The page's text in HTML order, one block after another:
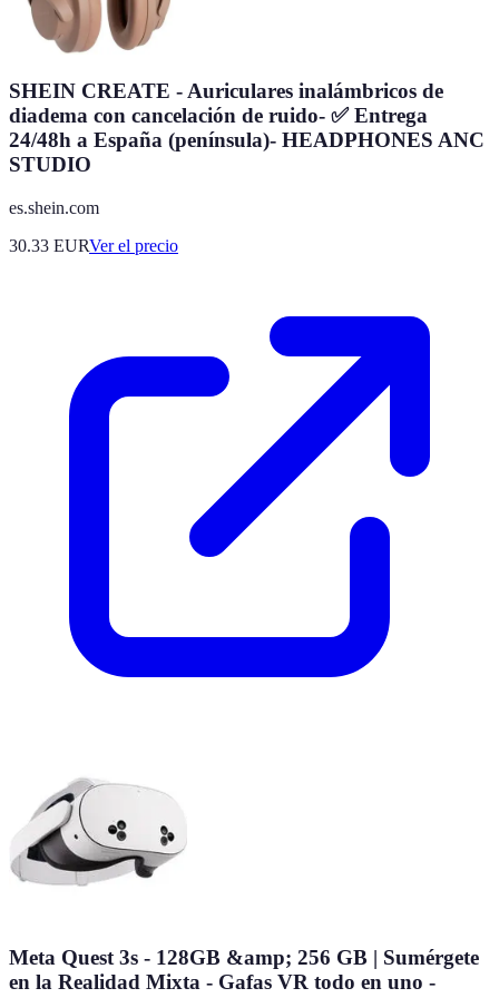
SHEIN CREATE - Auriculares inalámbricos de
diadema con cancelación de ruido- ✅ Entrega
24/48h a España (península)- HEADPHONES ANC
STUDIO
es.shein.com
30.33 EURVer el precio
Meta Quest 3s - 128GB &amp; 256 GB | Sumérgete
en la Realidad Mixta - Gafas VR todo en uno -